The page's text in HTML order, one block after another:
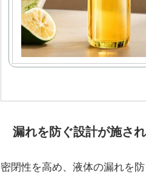
漏れを防ぐ設計が施さ
密閉性を高め、液体の漏れを